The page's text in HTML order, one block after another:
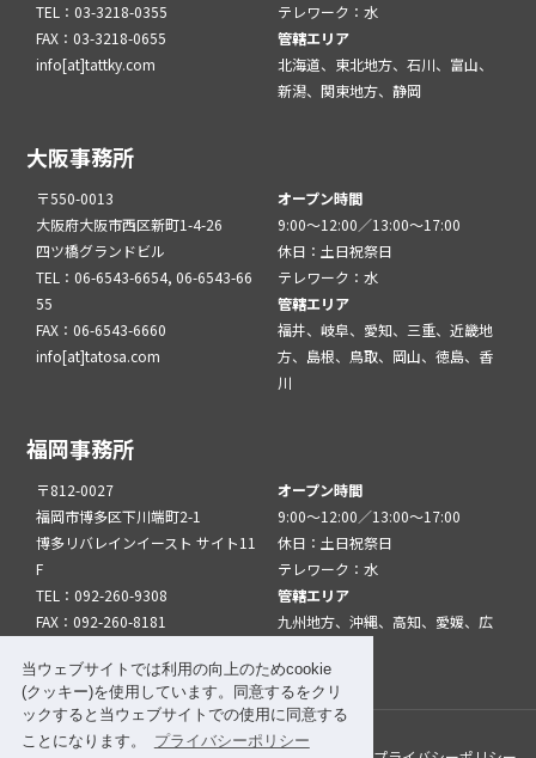
当ウェブサイトでは利用の向上のためcookie
(クッキー)を使用しています。同意するをクリ
ックすると当ウェブサイトでの使用に同意する
ことになります。
プライバシーポリシー
TEL：03-3218-0355
FAX：03-3218-0655
info[at]tattky.com
テレワーク：水
管轄エリア
北海道、東北地方、石川、富山、
新潟、関東地方、静岡
大阪事務所
〒550-0013
大阪府大阪市西区新町1-4-26
四ツ橋グランドビル
TEL：06-6543-6654, 06-6543-66
55
FAX：06-6543-6660
info[at]tatosa.com
オープン時間
9:00～12:00／13:00～17:00
休日：土日祝祭日
テレワーク：水
管轄エリア
福井、岐阜、愛知、三重、近畿地
方、島根、鳥取、岡山、徳島、香
川
福岡事務所
〒812-0027
福岡市博多区下川端町2-1
博多リバレインイースト サイト11
F
TEL：092-260-9308
FAX：092-260-8181
オープン時間
9:00～12:00／13:00～17:00
休日：土日祝祭日
テレワーク：水
管轄エリア
九州地方、沖縄、高知、愛媛、広